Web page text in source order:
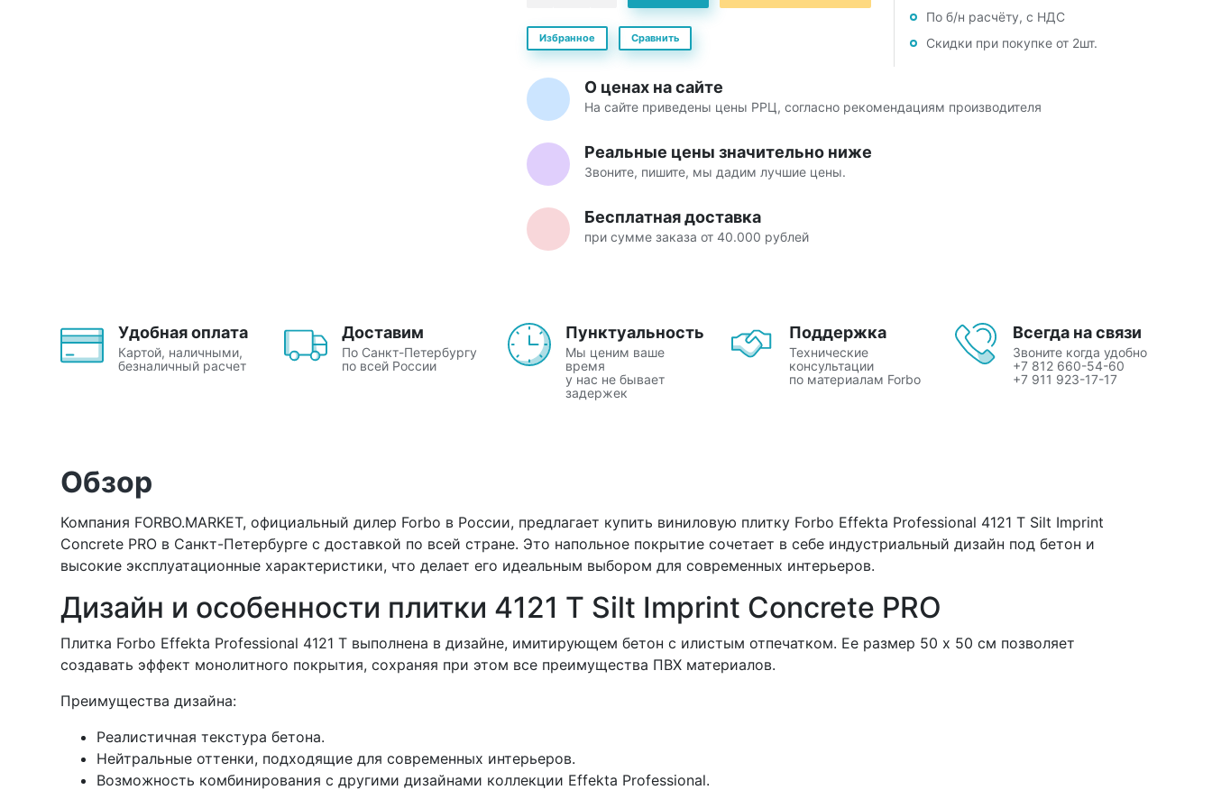
Избранное Сравнить
По б/н расчёту, с НДС
Скидки при покупке от 2шт.
О ценах на сайте
На сайте приведены цены РРЦ, согласно рекомендациям производителя
Реальные цены значительно ниже
Звоните, пишите, мы дадим лучшие цены.
Бесплатная доставка
при сумме заказа от 40.000 рублей
Удобная оплата
Картой, наличными,
безналичный расчет
Доставим
По Санкт-Петербургу
по всей России
Пунктуальность
Мы ценим ваше
время
у нас не бывает
задержек
Поддержка
Технические
консультации
по материалам Forbo
Всегда на связи
Звоните когда удобно
+7 812 660-54-60
+7 911 923-17-17
Обзор
Компания FORBO.MARKET, официальный дилер Forbo в России, предлагает купить виниловую плитку Forbo Effekta Professional 4121 T Silt Imprint
Concrete PRO в Санкт-Петербурге с доставкой по всей стране. Это напольное покрытие сочетает в себе индустриальный дизайн под бетон и
высокие эксплуатационные характеристики, что делает его идеальным выбором для современных интерьеров.
Дизайн и особенности плитки 4121 T Silt Imprint Concrete PRO
Плитка Forbo Effekta Professional 4121 T выполнена в дизайне, имитирующем бетон с илистым отпечатком. Ее размер 50 х 50 см позволяет
создавать эффект монолитного покрытия, сохраняя при этом все преимущества ПВХ материалов.
Преимущества дизайна:
Реалистичная текстура бетона.
Нейтральные оттенки, подходящие для современных интерьеров.
Возможность комбинирования с другими дизайнами коллекции Effekta Professional.